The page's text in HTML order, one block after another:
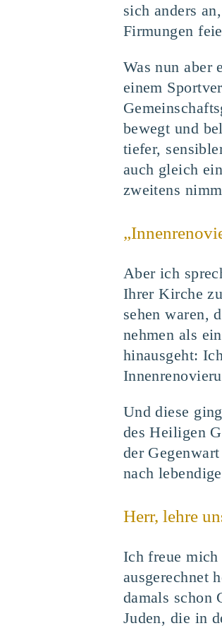
sich anders
Firmungen
Was nun aber
einem
bewegt und
tiefer,
auch gleich
zweitens
Aber ich
Ihrer Kirche
sehen waren,
nehmen als
hinausgeht:
Und diese
des Heiligen
der
nach
Herr, lehre
Ich freue mich
ausgerechnet
damals schon
Juden, die in